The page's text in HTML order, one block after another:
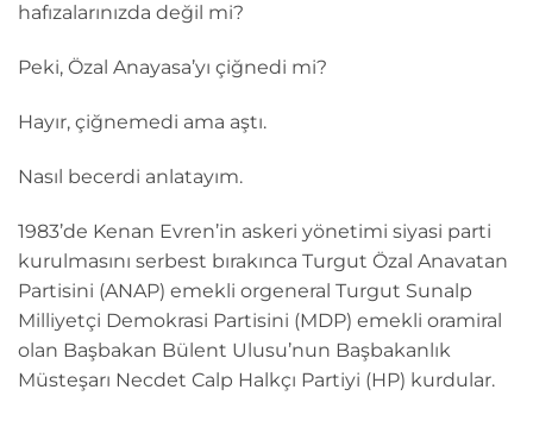
hafızalarınızda değil mi?
Peki, Özal Anayasa’yı çiğnedi mi?
Hayır, çiğnemedi ama aştı.
Nasıl becerdi anlatayım.
1983’de Kenan Evren’in askeri yönetimi siyasi parti
kurulmasını serbest bırakınca Turgut Özal Anavatan
Partisini (ANAP) emekli orgeneral Turgut Sunalp
Milliyetçi Demokrasi Partisini (MDP) emekli oramiral
olan Başbakan Bülent Ulusu’nun Başbakanlık
Müsteşarı Necdet Calp Halkçı Partiyi (HP) kurdular.